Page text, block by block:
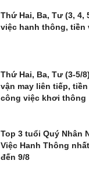
Thứ Hai, Ba, Tư (3, 4,
việc hanh thông,
Thứ Hai, Ba, Tư (3-5/
vận may liên tiếp,
công việc khơi thông
Top 3 tuổi Quý Nhân
Việc Hanh Thông
đến 9/8